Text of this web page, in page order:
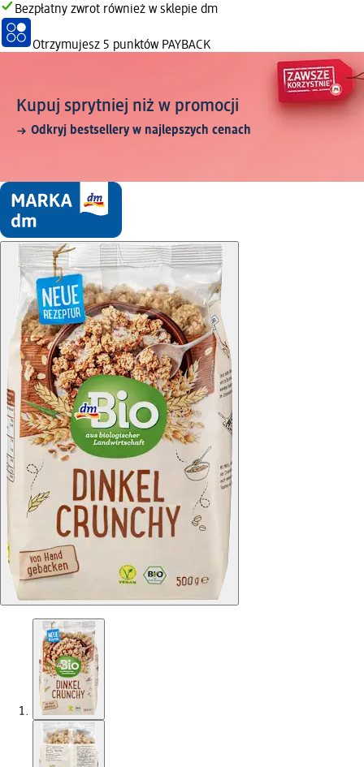
Bezpłatny zwrot również w sklepie dm
Otrzymujesz 5 punktów PAYBACK
Kupuj sprytniej niż w promocji
Odkryj bestsellery w najlepszych cenach